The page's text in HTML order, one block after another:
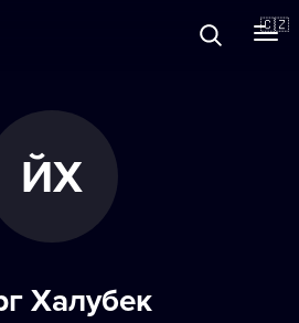
🇨🇿
ЙХ
Халубек